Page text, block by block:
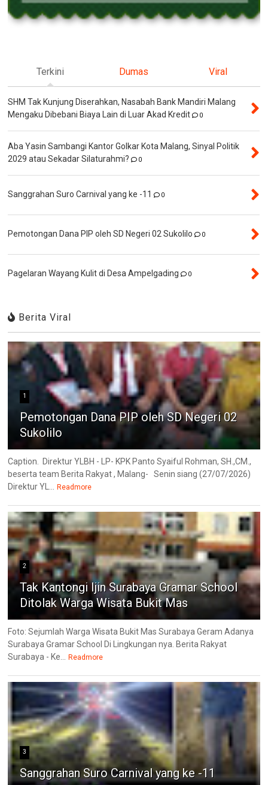
Terkini Dumas Viral
SHM Tak Kunjung Diserahkan, Nasabah Bank Mandiri Malang
Mengaku Dibebani Biaya Lain di Luar Akad Kredit
0
Aba Yasin Sambangi Kantor Golkar Kota Malang, Sinyal Politik
2029 atau Sekadar Silaturahmi?
0
Sanggrahan Suro Carnival yang ke -11 0
Pemotongan Dana PIP oleh SD Negeri 02 Sukolilo 0
Pagelaran Wayang Kulit di Desa Ampelgading 0
Berita Viral
1
Pemotongan Dana PIP oleh SD Negeri 02
Sukolilo
Caption. Direktur YLBH - LP- KPK Panto Syaiful Rohman, SH.,CM.,
beserta team Berita Rakyat , Malang- Senin siang (27/07/2026)
Direktur YL... Readmore
2
Tak Kantongi Ijin Surabaya Gramar School
Ditolak Warga Wisata Bukit Mas
Foto: Sejumlah Warga Wisata Bukit Mas Surabaya Geram Adanya
Surabaya Gramar School Di Lingkungan nya. Berita Rakyat
Surabaya - Ke... Readmore
3
Sanggrahan Suro Carnival yang ke -11